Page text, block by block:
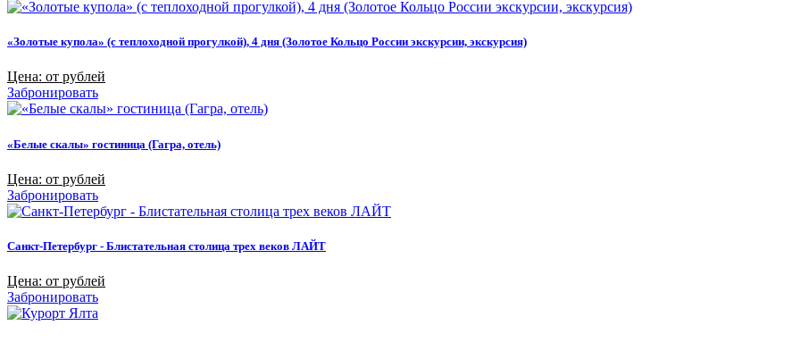
«Золотые купола» (с теплоходной прогулкой), 4 дня (Золотое Кольцо России экскурсии, экскурсия)
Цена: от рублей
Забронировать
«Белые скалы» гостиница (Гагра, отель)
Цена: от рублей
Забронировать
Санкт-Петербург - Блистательная столица трех веков ЛАЙТ
Цена: от рублей
Забронировать